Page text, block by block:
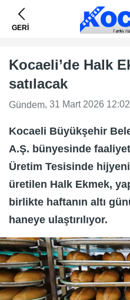
GERİ
Kocaeli’de Halk
satılacak
Gündem, 31 Mart 2026 12:02
Kocaeli Büyükşehir
A.Ş. bünyesinde
Üretim Tesisinde
üretilen Halk Ekmek,
birlikte haftanın altı
haneye ulaştırılıyor.